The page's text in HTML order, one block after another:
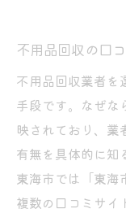
実際の
基準
不用品
イント
口コミ
不用品回収の口
不用品回収業者を
手段です。なぜな
映されており、業
有無を具体的に知
東海市では「東海
複数の口コミサイ